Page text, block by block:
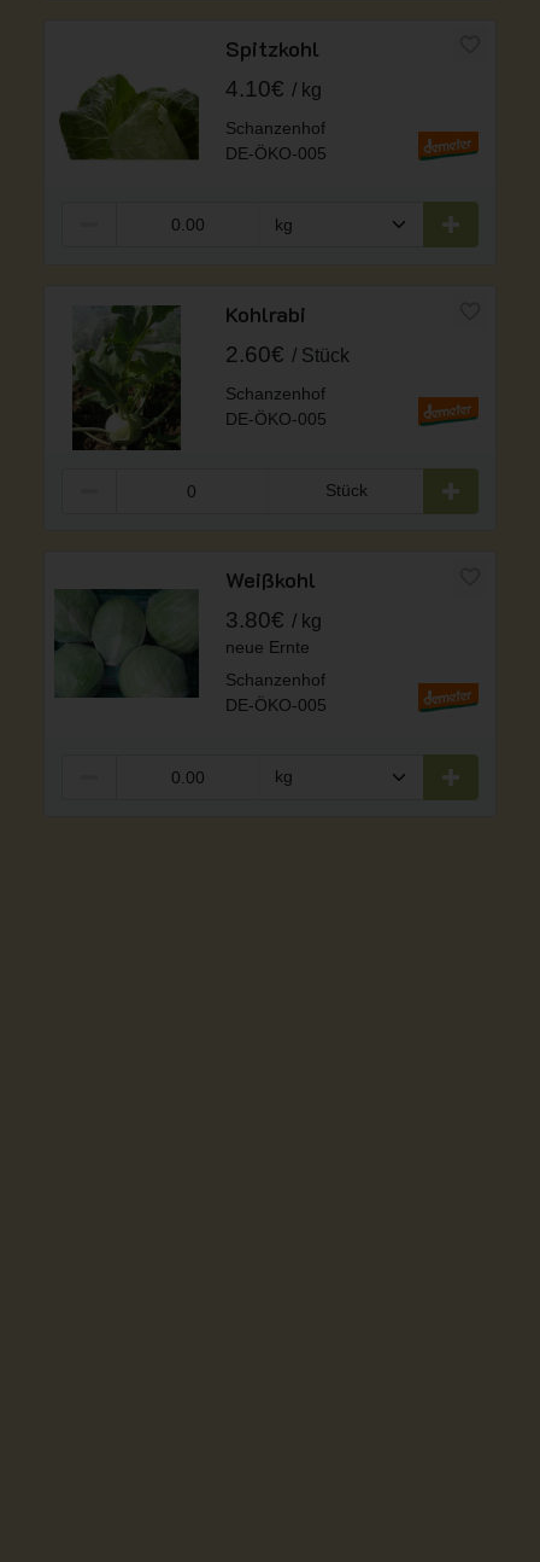
Spitzkohl
4.10€ kg
Schanzenhof
DE-ÖKO-005
Kohlrabi
2.60€ Stück
Schanzenhof
DE-ÖKO-005
Stück
Weißkohl
3.80€ kg
neue Ernte
Schanzenhof
DE-ÖKO-005